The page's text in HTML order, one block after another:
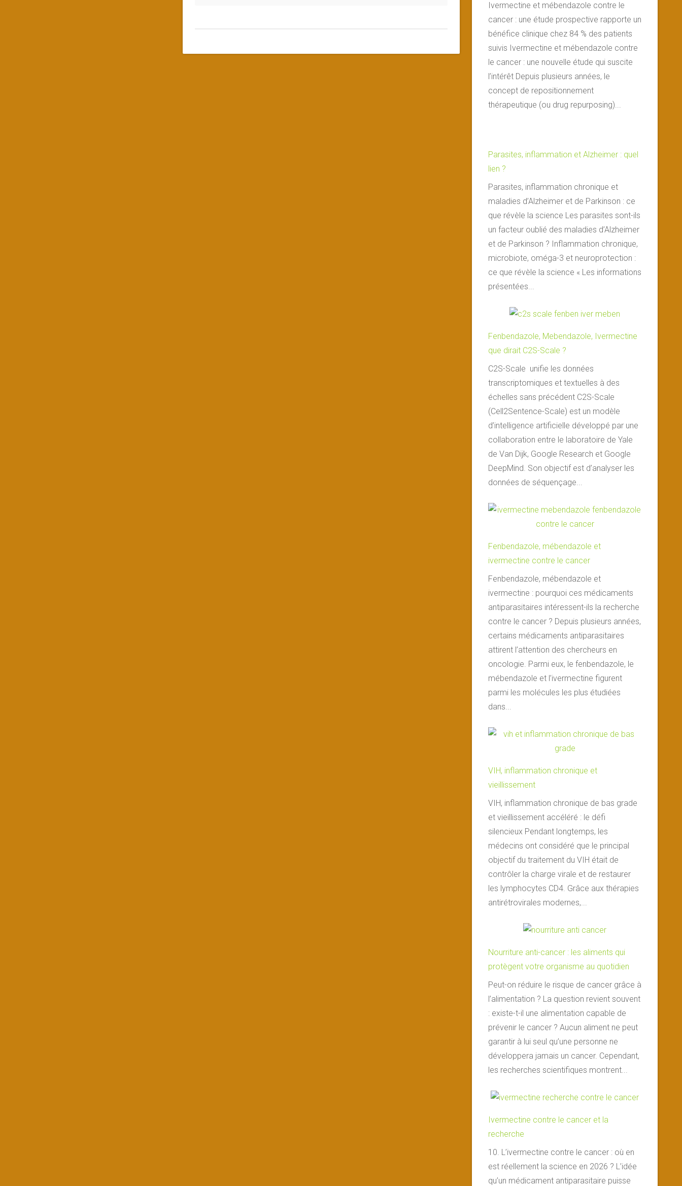
Ivermectine et mébendazole contre le
cancer : une étude prospective rapporte un
bénéfice clinique chez 84 % des patients
suivis Ivermectine et mébendazole contre
le cancer : une nouvelle étude qui suscite
l’intérêt Depuis plusieurs années, le
concept de repositionnement
thérapeutique (ou drug repurposing)...
Parasites, inflammation et Alzheimer : quel
lien ?
Parasites, inflammation chronique et
maladies d’Alzheimer et de Parkinson : ce
que révèle la science Les parasites sont-ils
un facteur oublié des maladies d’Alzheimer
et de Parkinson ? Inflammation chronique,
microbiote, oméga-3 et neuroprotection :
ce que révèle la science « Les informations
présentées...
Fenbendazole, Mebendazole, Ivermectine
que dirait C2S-Scale ?
C2S-Scale unifie les données
transcriptomiques et textuelles à des
échelles sans précédent C2S-Scale
(Cell2Sentence-Scale) est un modèle
d’intelligence artificielle développé par une
collaboration entre le laboratoire de Yale
de Van Dijk, Google Research et Google
DeepMind. Son objectif est d’analyser les
données de séquençage...
Fenbendazole, mébendazole et
ivermectine contre le cancer
Fenbendazole, mébendazole et
ivermectine : pourquoi ces médicaments
antiparasitaires intéressent-ils la recherche
contre le cancer ? Depuis plusieurs années,
certains médicaments antiparasitaires
attirent l’attention des chercheurs en
oncologie. Parmi eux, le fenbendazole, le
mébendazole et l’ivermectine figurent
parmi les molécules les plus étudiées
dans...
VIH, inflammation chronique et
vieillissement
VIH, inflammation chronique de bas grade
et vieillissement accéléré : le défi
silencieux Pendant longtemps, les
médecins ont considéré que le principal
objectif du traitement du VIH était de
contrôler la charge virale et de restaurer
les lymphocytes CD4. Grâce aux thérapies
antirétrovirales modernes,...
Nourriture anti-cancer : les aliments qui
protègent votre organisme au quotidien
Peut-on réduire le risque de cancer grâce à
l’alimentation ? La question revient souvent
: existe-t-il une alimentation capable de
prévenir le cancer ? Aucun aliment ne peut
garantir à lui seul qu’une personne ne
développera jamais un cancer. Cependant,
les recherches scientifiques montrent...
Ivermectine contre le cancer et la
recherche
10. L’ivermectine contre le cancer : où en
est réellement la science en 2026 ? L’idée
qu’un médicament antiparasitaire puisse